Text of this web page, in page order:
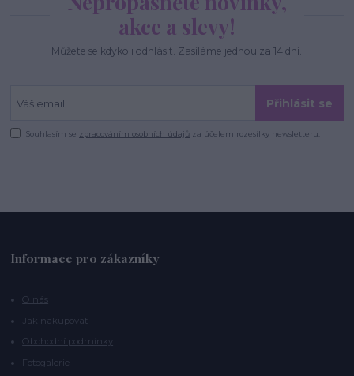
akce a slevy!
Můžete se kdykoli odhlásit. Zasíláme jednou za 14 dní.
Přihlásit se
Souhlasím se zpracováním osobních údajů za účelem rozesílky newsletteru.
Informace pro zákazníky
O nás
Jak nakupovat
Obchodní podmínky
Fotogalerie